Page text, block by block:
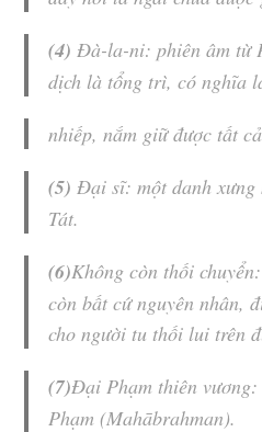
(4)Đà-la-ni: phiên âm từ
dịch là tổng trì, có nghĩa
nhiếp, nắm giữ được tất
(5)Đại sĩ: một danh xưng
Tát.
(6)Không còn thối
còn bất cứ nguyên nhân,
cho người tu thối lui trên
(7)Đại Phạm thiên vương:
Phạm (Mahābrahman).